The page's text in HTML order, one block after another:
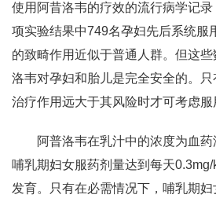
使用阿昔洛韦的疗效的流行病学记
项实验结果中749名孕妇先后系统服
的致畸作用近似于普通人群。但这
洛韦对孕妇和胎儿是完全安全的。
治疗作用远大于其风险时才可考虑服
阿普洛韦在乳汁中的浓度为血
哺乳期妇女服药剂量达到每天
发育。只有在必需情况下，哺乳期妇